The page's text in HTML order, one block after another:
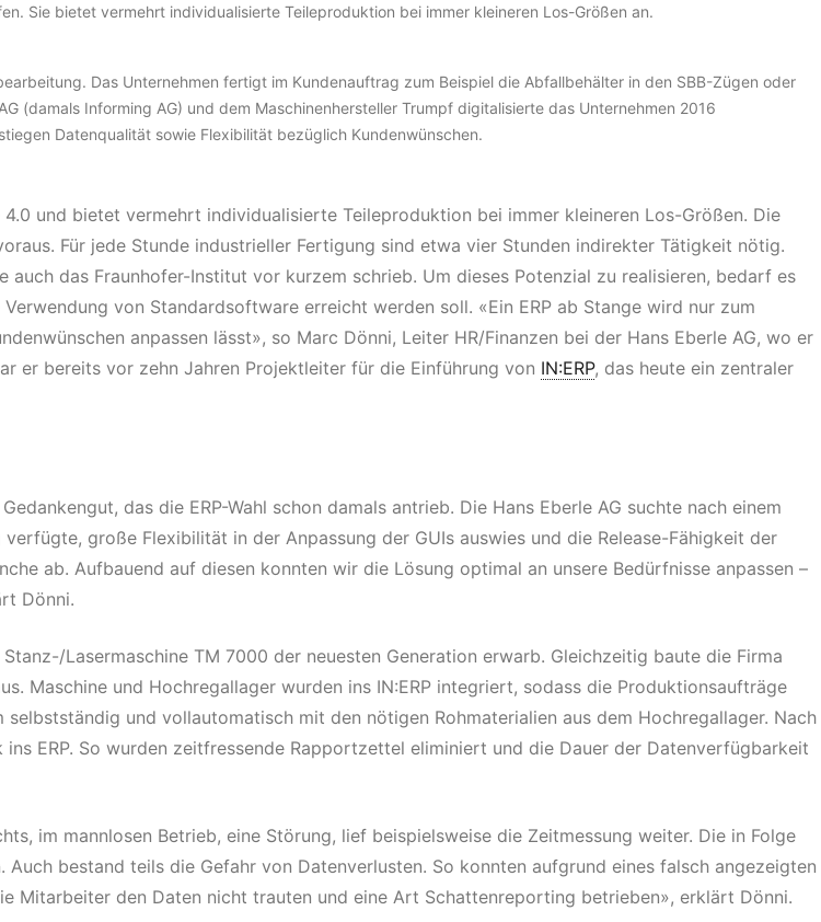
Sie bietet vermehrt individualisierte Teileproduktion bei immer kleineren Los-Größen an.
Das Unternehmen fertigt im Kundenauftrag zum Beispiel die Abfallbehälter in den SBB-Zügen oder
(damals Informing AG) und dem Maschinenhersteller Trumpf digitalisierte das Unternehmen 2016
Datenqualität sowie Flexibilität bezüglich Kundenwünschen.
und bietet vermehrt individualisierte Teileproduktion bei immer kleineren Los-Größen. Die
Für jede Stunde industrieller Fertigung sind etwa vier Stunden indirekter Tätigkeit nötig.
das Fraunhofer-Institut vor kurzem schrieb. Um dieses Potenzial zu realisieren, bedarf es
von Standardsoftware erreicht werden soll. «Ein ERP ab Stange wird nur zum
anpassen lässt», so Marc Dönni, Leiter HR/Finanzen bei der Hans Eberle AG, wo er
er bereits vor zehn Jahren Projektleiter für die Einführung von IN:ERP, das heute ein zentraler
das die ERP-Wahl schon damals antrieb. Die Hans Eberle AG suchte nach einem
große Flexibilität in der Anpassung der GUIs auswies und die Release-Fähigkeit der
ab. Aufbauend auf diesen konnten wir die Lösung optimal an unsere Bedürfnisse anpassen –
Dönni.
Lasermaschine TM 7000 der neuesten Generation erwarb. Gleichzeitig baute die Firma
Maschine und Hochregallager wurden ins IN:ERP integriert, sodass die Produktionsaufträge
und vollautomatisch mit den nötigen Rohmaterialien aus dem Hochregallager. Nach
ERP. So wurden zeitfressende Rapportzettel eliminiert und die Dauer der Datenverfügbarkeit
im mannlosen Betrieb, eine Störung, lief beispielsweise die Zeitmessung weiter. Die in Folge
bestand teils die Gefahr von Datenverlusten. So konnten aufgrund eines falsch angezeigten
Mitarbeiter den Daten nicht trauten und eine Art Schattenreporting betrieben», erklärt Dönni.